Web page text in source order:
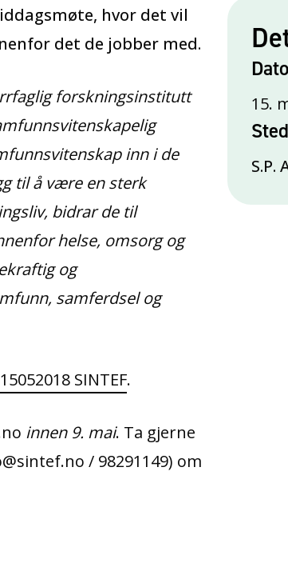
hvor det vil
det de jobber med.
forskningsinstitutt
inn i de
til å være en sterk
bidrar de til
helse, omsorg og
og
samferdsel og
SINTEF.
innen 9. mai. Ta gjerne
/ 98291149) om
15.
Sted
S.P.